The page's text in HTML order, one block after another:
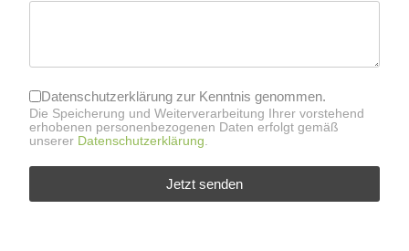
Datenschutzerklärung zur Kenntnis genommen.
Die Speicherung und Weiterverarbeitung Ihrer vorstehend
erhobenen personenbezogenen Daten erfolgt gemäß
unserer Datenschutzerklärung.
Jetzt senden